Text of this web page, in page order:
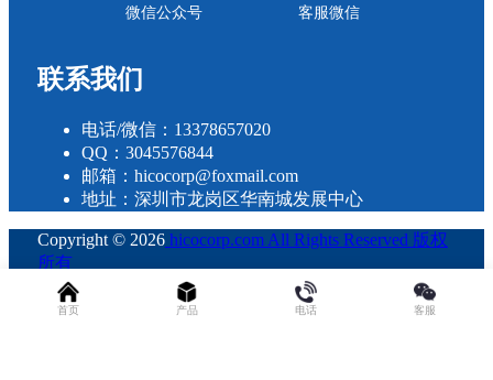
微信公众号 客服微信
联系我们
电话/微信：13378657020
QQ：3045576844
邮箱：hicocorp@foxmail.com
地址：深圳市龙岗区华南城发展中心
Copyright © 2026hicocorp.com All Rights Reserved 版权
所有
粤ICP备2023109800号
查询 32 次，耗时 0.3051 秒
首页 产品 电话 客服